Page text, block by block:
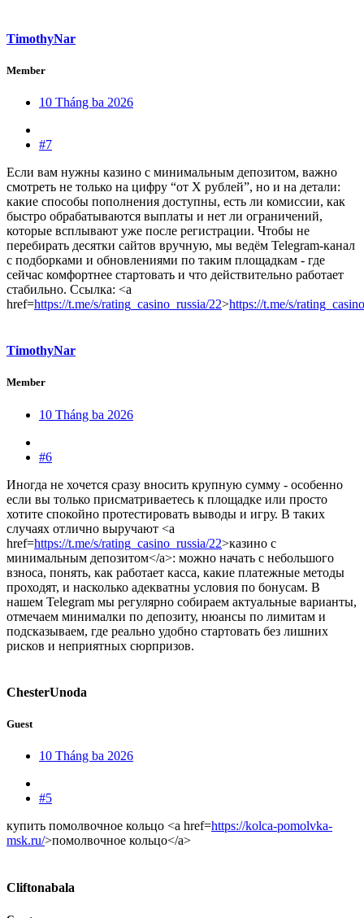
TimothyNar
Member
10 Tháng ba 2026
#7
Если вам нужны казино с минимальным депозитом, важно
смотреть не только на цифру “от X рублей”, но и на детали:
какие способы пополнения доступны, есть ли комиссии, как
быстро обрабатываются выплаты и нет ли ограничений,
которые всплывают уже после регистрации. Чтобы не
перебирать десятки сайтов вручную, мы ведём Telegram-канал
с подборками и обновлениями по таким площадкам - где
сейчас комфортнее стартовать и что действительно работает
стабильно. Ссылка: <a
href=https://t.me/s/rating_casino_russia/22>https://t.me/s/
TimothyNar
Member
10 Tháng ba 2026
#6
Иногда не хочется сразу вносить крупную сумму - особенно
если вы только присматриваетесь к площадке или просто
хотите спокойно протестировать выводы и игру. В таких
случаях отлично выручают <a
href=https://t.me/s/rating_casino_russia/22>казино с
минимальным депозитом</a>: можно начать с небольшого
взноса, понять, как работает касса, какие платежные методы
проходят, и насколько адекватны условия по бонусам. В
нашем Telegram мы регулярно собираем актуальные варианты,
отмечаем минималки по депозиту, нюансы по лимитам и
подсказываем, где реально удобно стартовать без лишних
рисков и неприятных сюрпризов.
ChesterUnoda
Guest
10 Tháng ba 2026
#5
купить помолвочное кольцо <a href=https://kolca-pomolvka-
msk.ru/>помолвочное кольцо</a>
Cliftonabala